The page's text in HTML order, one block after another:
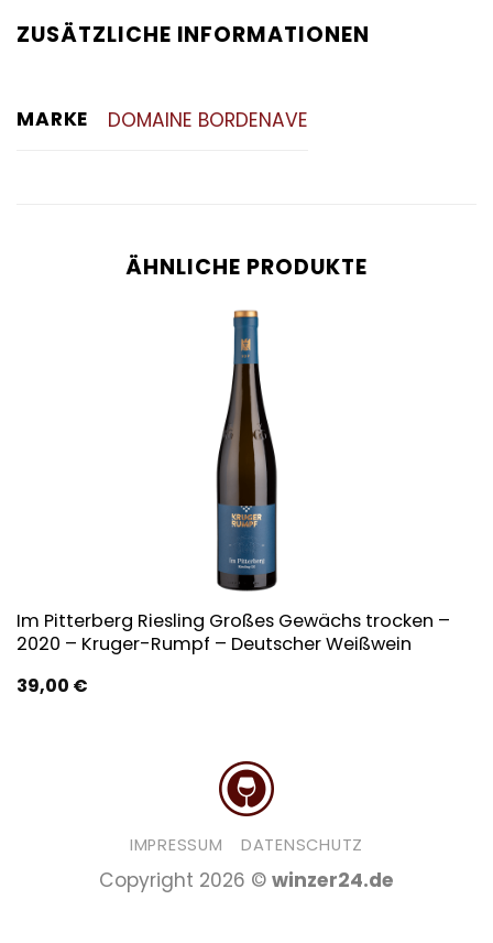
ZUSÄTZLICHE INFORMATIONEN
MARKE DOMAINE BORDENAVE
ÄHNLICHE PRODUKTE
Im Pitterberg Riesling Großes Gewächs trocken –
2020 – Kruger-Rumpf – Deutscher Weißwein
39,00 €
IMPRESSUM DATENSCHUTZ
Copyright 2026 © winzer24.de